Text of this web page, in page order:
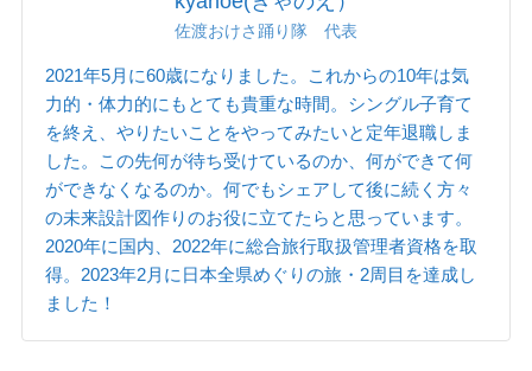
佐渡おけさ踊り隊 代表
2021年5月に60歳になりました。これからの10年は気
力的・体力的にもとても貴重な時間。シングル子育て
を終え、やりたいことをやってみたいと定年退職しま
した。この先何が待ち受けているのか、何ができて何
ができなくなるのか。何でもシェアして後に続く方々
の未来設計図作りのお役に立てたらと思っています。
2020年に国内、2022年に総合旅行取扱管理者資格を取
得。2023年2月に日本全県めぐりの旅・2周目を達成し
ました！